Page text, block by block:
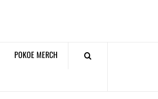
POKOE MERCH